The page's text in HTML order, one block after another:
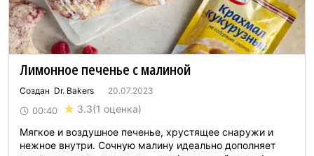
Лимонное печенье с малиной
Создан Dr. Bakers 20.07.2023
00:40 3.3(1 оценка)
Мягкое и воздушное печенье, хрустящее снаружи и
нежное внутри. Сочную малину идеально дополняет